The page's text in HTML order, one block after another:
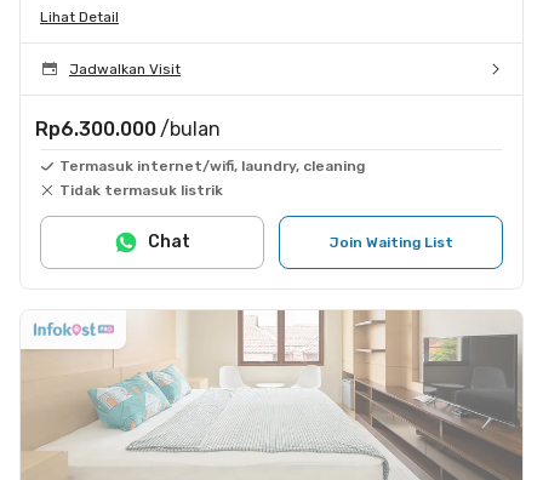
Lihat Detail
Jadwalkan Visit
Rp6.300.000 /bulan
Termasuk internet/wifi, laundry, cleaning
Tidak termasuk listrik
Join Waiting List
Chat